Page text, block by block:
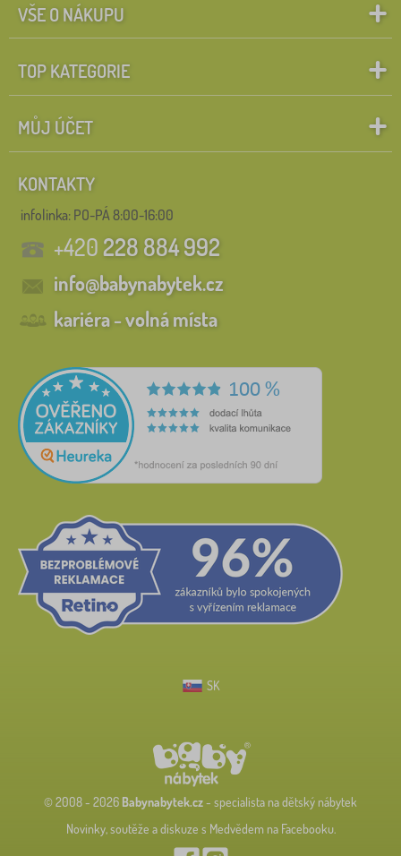
VŠE O NÁKUPU
TOP KATEGORIE
MŮJ ÚČET
KONTAKTY
infolinka: PO-PÁ 8:00-16:00
+420228 884 992
info@babynabytek.cz
kariéra - volná místa
SK
© 2008 - 2026 Babynabytek.cz- specialista na dětský nábytek
Novinky, soutěže a diskuze s Medvědem na Facebooku.